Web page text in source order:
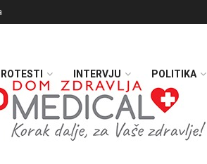
INTERVJU POLITIKA